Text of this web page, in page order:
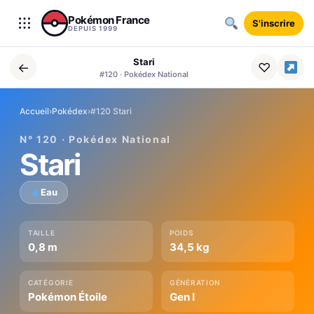
Aller au contenu
Pokémon France
DEPUIS 1999 S'inscrire
← Stari
#120 · Pokédex National ♡
Accueil›Pokédex›#120 Stari
N° 120 · Pokédex National
Stari
Eau
TAILLE
0,8 m
POIDS
34,5 kg
CATÉGORIE
Pokémon Étoile
GÉNÉRATION
Gen I